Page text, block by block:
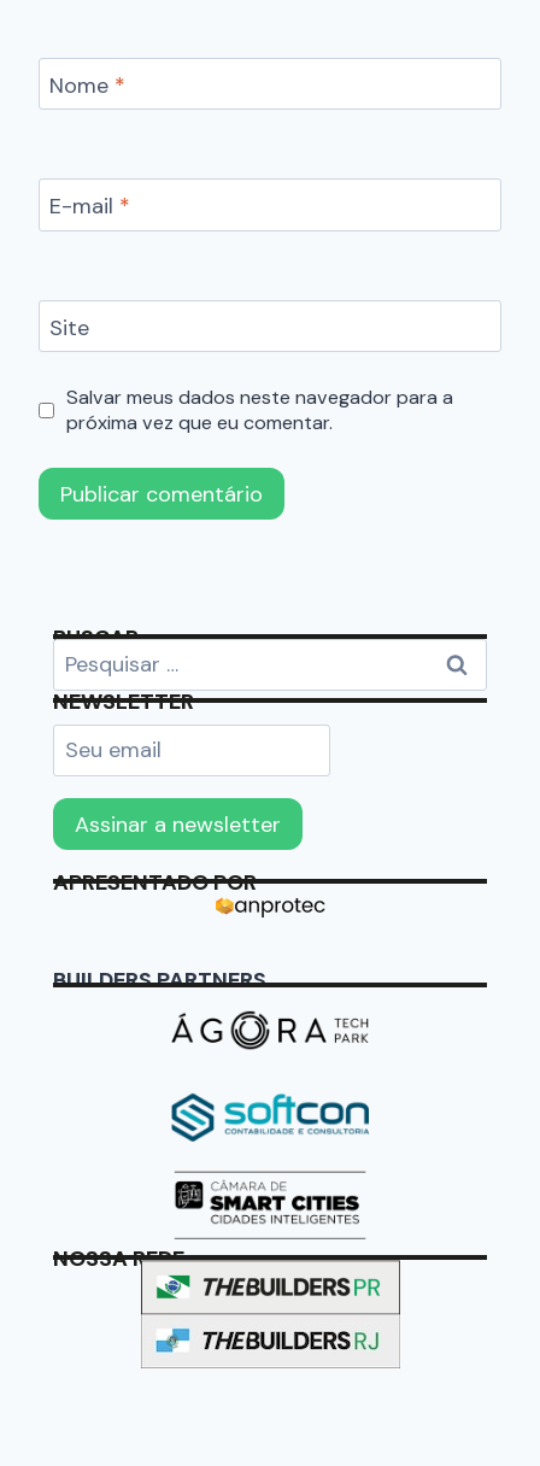
Nome *
E-mail *
Site
Salvar meus dados neste navegador para a
próxima vez que eu comentar.
BUSCAR
NEWSLETTER
APRESENTADO POR
BUILDERS PARTNERS
NOSSA REDE